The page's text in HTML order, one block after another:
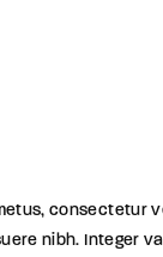
consectetur
nibh. Integer